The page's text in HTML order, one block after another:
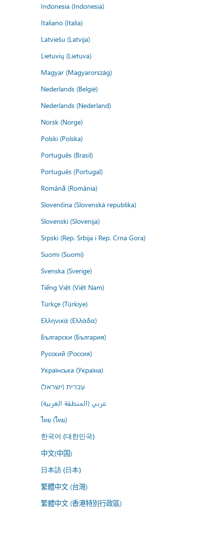
Indonesia (Indonesia)
Italiano (Italia)
Latviešu (Latvija)
Lietuvių (Lietuva)
Magyar (Magyarország)
Nederlands (België)
Nederlands (Nederland)
Norsk (Norge)
Polski (Polska)
Português (Brasil)
Português (Portugal)
Română (România)
Slovenčina (Slovenská republika)
Slovenski (Slovenija)
Srpski (Rep. Srbija i Rep. Crna Gora)
Suomi (Suomi)
Svenska (Sverige)
Tiếng Việt (Việt Nam)
Türkçe (Türkiye)
Ελληνικά (Ελλάδα)
Български (България)
Русский (Россия)
Українська (Україна)
עברית (ישראל)
عربي (المنطقة العربية)
ไทย (ไทย)
한국어 (대한민국)
中文(中国)
日本語 (日本)
繁體中文 (台灣)
繁體中文 (香港特別行政區)